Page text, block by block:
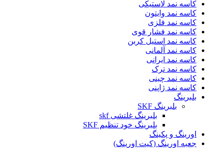
کاسه نمد لاستیکی
کاسه نمد وایتون
کاسه نمد فلزی
کاسه نمد فشار قوی
کاسه نمد استیل کربن
کاسه نمد آلمانی
کاسه نمد ایرانی
کاسه نمد ترک
کاسه نمد چینی
کاسه نمد ژاپنی
بلبرینگ
بلبرینگ SKF
بلبرینگ غلتشی skf
بلبرینگ خود تنظیم SKF
اورینگ و پکینگ
جعبه اورینگ (کیت اورینگ)